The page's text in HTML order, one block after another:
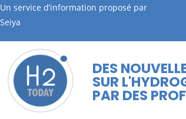
Un service d’information proposé par
Seiya
DES
SUR
PAR DES